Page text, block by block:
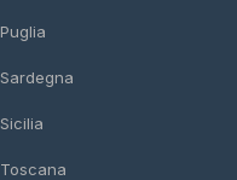
Puglia
Sardegna
Sicilia
Toscana